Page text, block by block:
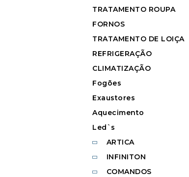
TRATAMENTO ROUPA
FORNOS
TRATAMENTO DE LOIÇA
REFRIGERAÇÃO
CLIMATIZAÇÃO
Fogões
Exaustores
Aquecimento
Led`s
ARTICA
INFINITON
COMANDOS